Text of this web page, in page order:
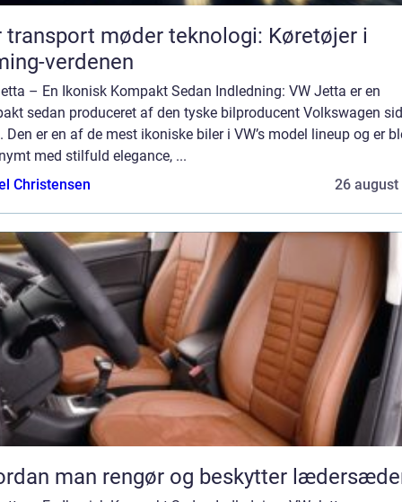
transport møder teknologi: Køretøjer i
verdenen
– En Ikonisk Kompakt Sedan Indledning: VW Jetta er en
sedan produceret af den tyske bilproducent Volkswagen
Den er en af de mest ikoniske biler i VW’s model lineup og er
med stilfuld elegance, ...
Christensen
26 august
man rengør og beskytter